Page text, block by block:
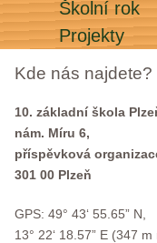
Školní rok
Projekty
Kde nás najdete?
10. základní škola
nám. Míru 6,
příspěvková
301 00 Plzeň
GPS: 49° 43‘ 55.65” N,
13° 22‘ 18.57” E (347 m